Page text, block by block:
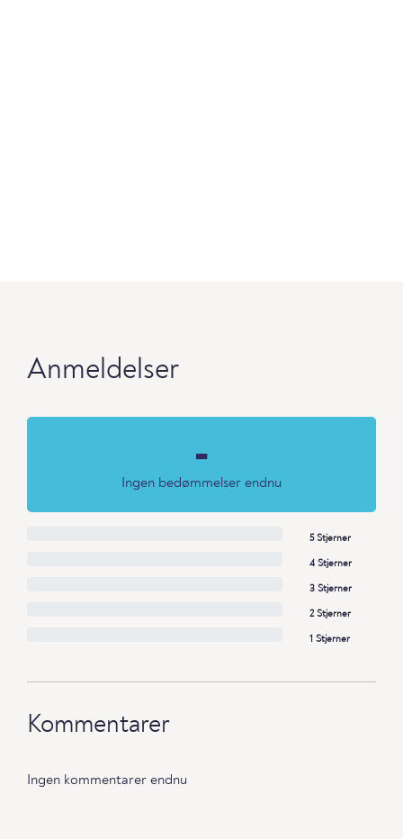
Anmeldelser
-
Ingen bedømmelser endnu
5 Stjerner
4 Stjerner
3 Stjerner
2 Stjerner
1 Stjerner
Kommentarer
Ingen kommentarer endnu